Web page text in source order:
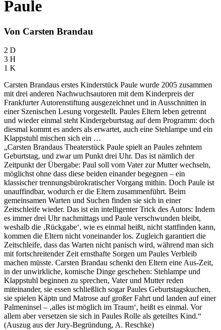
Paule
Von Carsten Brandau
2 D
3 H
1 K
Carsten Brandaus erstes Kinderstück Paule wurde 2005 zusammen
mit drei anderen Nachwuchsautoren mit dem Kinderpreis der
Frankfurter Autorenstiftung ausgezeichnet und in Ausschnitten in
einer Szenischen Lesung vorgestellt. Paules Eltern leben getrennt
und wieder einmal steht Kindergeburtstag auf dem Programm: doch
diesmal kommt es anders als erwartet, auch eine Stehlampe und ein
Klappstuhl mischen sich ein …
„Carsten Brandaus Theaterstück Paule spielt an Paules zehntem
Geburtstag, und zwar um Punkt drei Uhr. Das ist nämlich der
Zeitpunkt der Übergabe: Paul soll vom Vater zur Mutter wechseln,
möglichst ohne dass diese beiden einander begegnen – ein
klassischer trennungsbürokratischer Vorgang mithin. Doch Paule ist
unauffindbar, wodurch er die Eltern zusammenführt. Beim
gemeinsamen Warten und Suchen finden sie sich in einer
Zeitschleife wieder. Das ist ein intelligenter Trick des Autors: Indem
es immer drei Uhr nachmittags und Paule verschwunden bleibt,
weshalb die ‚Rückgabe‘, wie es einmal heißt, nicht stattfinden kann,
kommen die Eltern nicht voneinander los. Zugleich garantiert die
Zeitschleife, dass das Warten nicht panisch wird, während man sich
mit fortschreitender Zeit ernsthafte Sorgen um Paules Verbleib
machen müsste. Carsten Brandau schenkt den Eltern eine Aus-Zeit,
in der unwirkliche, komische Dinge geschehen: Stehlampe und
Klappstuhl beginnen zu sprechen, Vater und Mutter reden
miteinander, sie essen schließlich sogar Paules Geburtstagskuchen,
sie spielen Käptn und Matrose auf großer Fahrt und landen auf einer
Palmeninsel – ‚alles ist möglich im Traum‘, heißt es einmal. Vor
allem aber versetzen sie sich in Paules Rolle als geteiltes Kind.“
(Auszug aus der Jury-Begründung, A. Reschke)